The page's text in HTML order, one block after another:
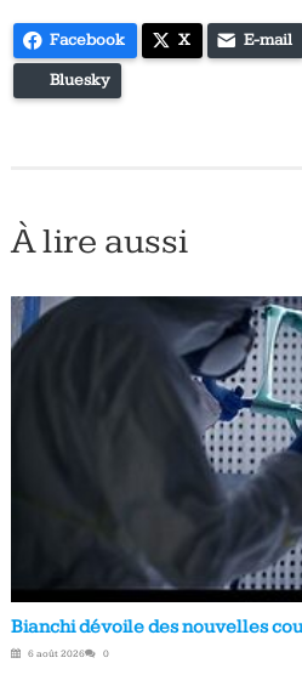
Facebook X E-mail
Bluesky
À lire aussi
Bianchi dévoile des nouvelles
6 août 2026 0